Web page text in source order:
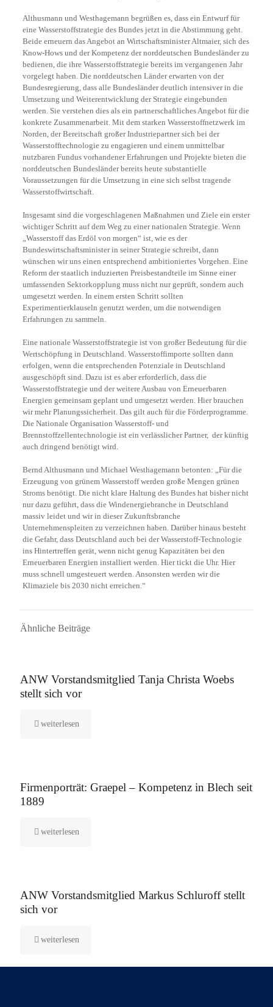
Althusmann und Westhagemann begrüßen es, dass ein Entwurf für
eine Wasserstoffstrategie des Bundes jetzt in die Abstimmung geht.
Beide erneuern das Angebot an Wirtschaftsminister Altmaier, sich des
Know-Hows und der Kompetenz der norddeutschen Bundesländer zu
bedienen, die ihre Wasserstoffstrategie bereits im vergangenen Jahr
vorgelegt haben. Die norddeutschen Länder erwarten von der
Bundesregierung, dass alle Bundesländer deutlich intensiver in die
Umsetzung und Weiterentwicklung der Strategie eingebunden
werden. Sie verstehen dies als ein partnerschaftliches Angebot für die
konkrete Zusammenarbeit. Mit dem starken Wasserstoffnetzwerk im
Norden, der Bereitschaft großer Industriepartner sich bei der
Wasserstofftechnologie zu engagieren und einem unmittelbar
nutzbaren Fundus vorhandener Erfahrungen und Projekte bieten die
norddeutschen Bundesländer bereits heute substantielle
Voraussetzungen für die Umsetzung in eine sich selbst tragende
Wasserstoffwirtschaft.
Insgesamt sind die vorgeschlagenen Maßnahmen und Ziele ein erster
wichtiger Schritt auf dem Weg zu einer nationalen Strategie. Wenn
„Wasserstoff das Erdöl von morgen“ ist, wie es der
Bundeswirtschaftsminister in seiner Strategie schreibt, dann
wünschen wir uns einen entsprechend ambitioniertes Vorgehen. Eine
Reform der staatlich induzierten Preisbestandteile im Sinne einer
umfassenden Sektorkopplung muss nicht nur geprüft, sondern auch
umgesetzt werden. In einem ersten Schritt sollten
Experimentierklauseln genutzt werden, um die notwendigen
Erfahrungen zu sammeln.
Eine nationale Wasserstoffstrategie ist von großer Bedeutung für die
Wertschöpfung in Deutschland. Wasserstoffimporte sollten dann
erfolgen, wenn die entsprechenden Potenziale in Deutschland
ausgeschöpft sind. Dazu ist es aber erforderlich, dass die
Wasserstoffstrategie und der weitere Ausbau von Erneuerbaren
Energien gemeinsam geplant und umgesetzt werden. Hier brauchen
wir mehr Planungssicherheit. Das gilt auch für die Förderprogramme.
Die Nationale Organisation Wasserstoff- und
Brennstoffzellentechnologie ist ein verlässlicher Partner, der künftig
auch dringend benötigt wird.
Bernd Althusmann und Michael Westhagemann betonten: „Für die
Erzeugung von grünem Wasserstoff werden große Mengen grünen
Stroms benötigt. Die nicht klare Haltung des Bundes hat bisher nicht
nur dazu geführt, dass die Windenergiebranche in Deutschland
massiv leidet und wir in dieser Zukunftsbranche
Unternehmenspleiten zu verzeichnen haben. Darüber hinaus besteht
die Gefahr, dass Deutschland auch bei der Wasserstoff-Technologie
ins Hintertreffen gerät, wenn nicht genug Kapazitäten bei den
Erneuerbaren Energien installiert werden. Hier tickt die Uhr. Hier
muss schnell umgesteuert werden. Ansonsten werden wir die
Klimaziele bis 2030 nicht erreichen.“
Ähnliche Beiträge
ANW Vorstandsmitglied Tanja Christa Woebs
stellt sich vor
weiterlesen
Firmenporträt: Graepel – Kompetenz in Blech seit
1889
weiterlesen
ANW Vorstandsmitglied Markus Schluroff stellt
sich vor
weiterlesen